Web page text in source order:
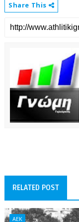
Share This
RELATED POST
ΑΕΚ